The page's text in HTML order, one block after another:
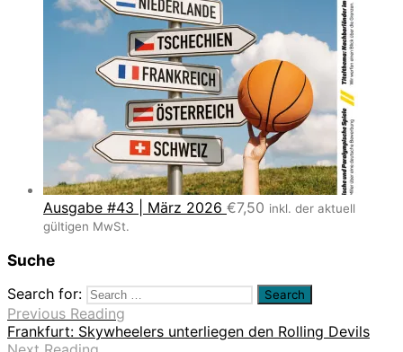
Ausgabe #43 | März 2026 €7,50 inkl. der aktuell
gültigen MwSt.
Suche
Search for:
Previous Reading
Frankfurt: Skywheelers unterliegen den Rolling Devils